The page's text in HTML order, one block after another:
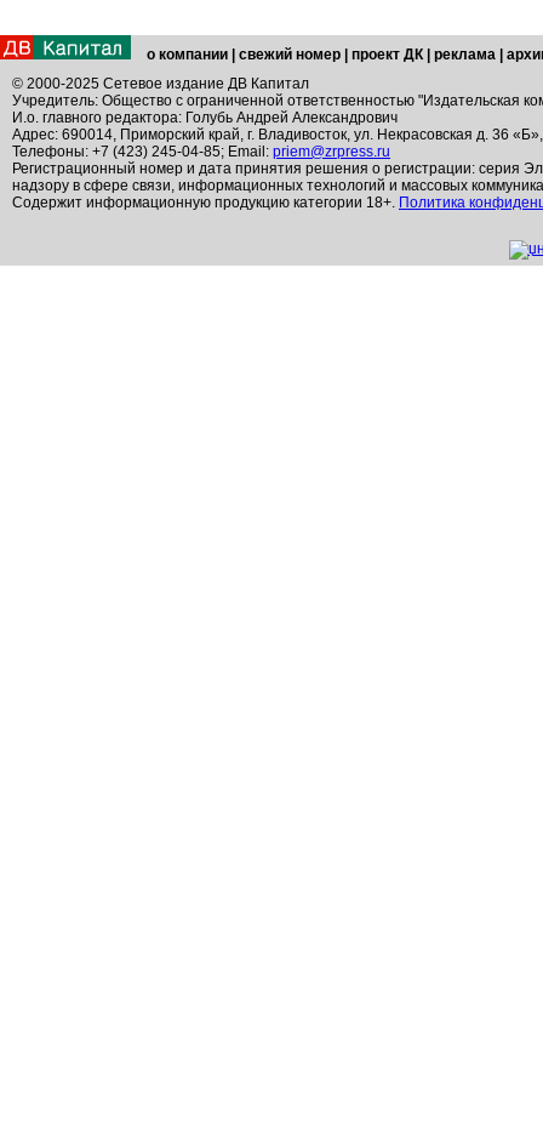
о компании свежий номер проект ДК реклама
© 2000-2025 Сетевое издание ДВ Капитал
Учредитель: Общество с ограниченной ответственностью "Издательская
И.о. главного редактора: Голубь Андрей Александрович
Адрес: 690014, Приморский край, г. Владивосток, ул. Некрасовская д. 36
Телефоны: +7 (423) 245-04-85; Email: priem@zrpress.ru
Регистрационный номер и дата принятия решения о регистрации: серия
надзору в сфере связи, информационных технологий и массовых
Содержит информационную продукцию категории 18+. Политика